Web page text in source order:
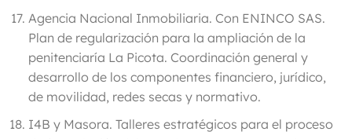
Agencia Nacional Inmobiliaria. Con ENINCO SAS.
Plan de regularización para la ampliación de la
penitenciaría La Picota. Coordinación general y
desarrollo de los componentes financiero, jurídico,
de movilidad, redes secas y normativo.
I4B y Masora. Talleres estratégicos para el proceso